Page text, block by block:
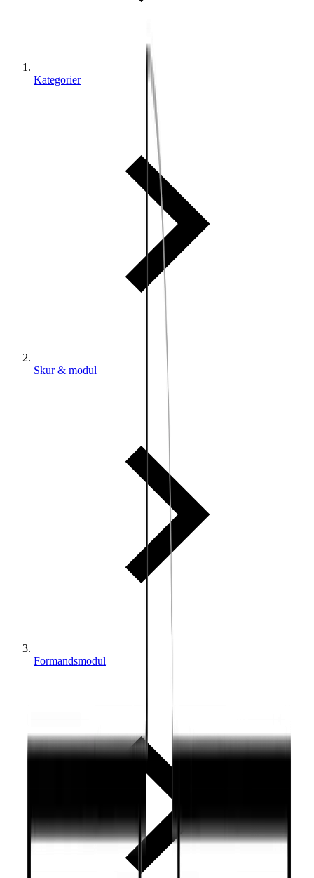
Kategorier
Skur & modul
Formandsmodul